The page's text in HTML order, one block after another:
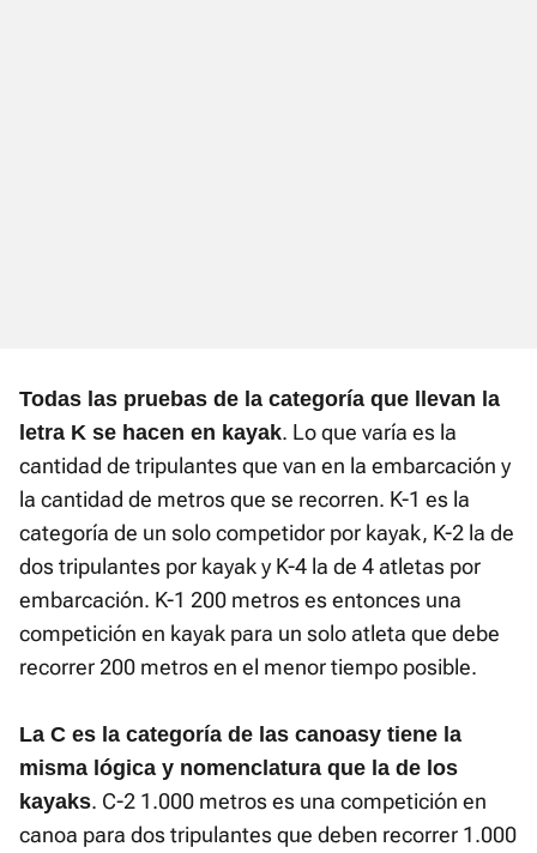
Todas las pruebas de la categoría que llevan la
letra K se hacen en kayak. Lo que varía es la
cantidad de tripulantes que van en la embarcación y
la cantidad de metros que se recorren. K-1 es la
categoría de un solo competidor por kayak, K-2 la de
dos tripulantes por kayak y K-4 la de 4 atletas por
embarcación. K-1 200 metros es entonces una
competición en kayak para un solo atleta que debe
recorrer 200 metros en el menor tiempo posible.
La C es la categoría de las canoasy tiene la
misma lógica y nomenclatura que la de los
kayaks. C-2 1.000 metros es una competición en
canoa para dos tripulantes que deben recorrer 1.000